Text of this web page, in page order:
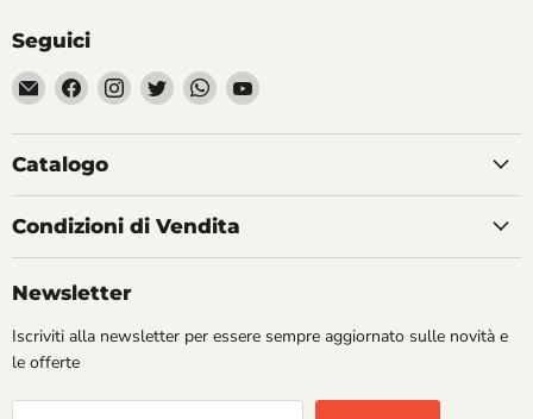
Seguici
Email
Divertilandia.it
Trovaci
su
Facebook
Trovaci
su
Instagram
Trovaci
su
Twitter
Trovaci
su
WhatsApp
Trovaci
YouTube
Catalogo
Condizioni di Vendita
Newsletter
Iscriviti alla newsletter per essere sempre aggiornato sulle novità e
le offerte